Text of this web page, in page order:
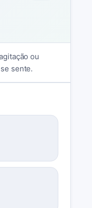
ou
sente.